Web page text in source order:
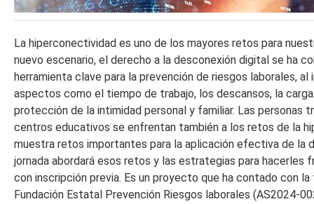
La hiperconectividad es uno de los mayores retos para
nuevo escenario, el derecho a la desconexión digital se ha
herramienta clave para la prevención de riesgos laborales,
aspectos como el tiempo de trabajo, los descansos, la
protección de la intimidad personal y familiar. Las personas
centros educativos se enfrentan también a los retos de la
muestra retos importantes para la aplicación efectiva de la
jornada abordará esos retos y las estrategias para hacerles
con inscripción previa. Es un proyecto que ha contado con la
Fundación Estatal Prevención Riesgos laborales (AS2024-